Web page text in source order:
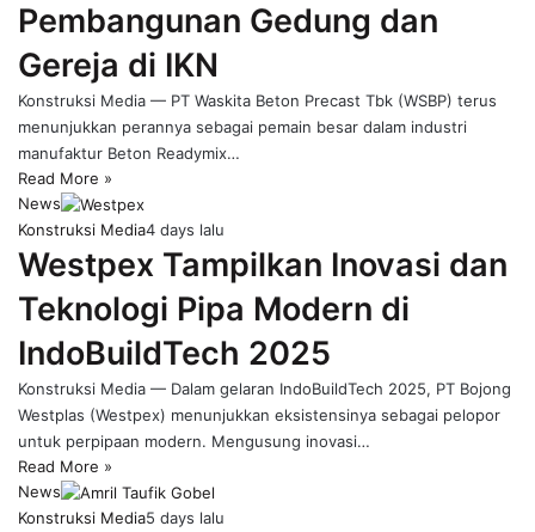
Pembangunan Gedung dan
Gereja di IKN
Konstruksi Media — PT Waskita Beton Precast Tbk (WSBP) terus
menunjukkan perannya sebagai pemain besar dalam industri
manufaktur Beton Readymix…
Read More »
News
Konstruksi Media4 days lalu
Westpex Tampilkan Inovasi dan
Teknologi Pipa Modern di
IndoBuildTech 2025
Konstruksi Media — Dalam gelaran IndoBuildTech 2025, PT Bojong
Westplas (Westpex) menunjukkan eksistensinya sebagai pelopor
untuk perpipaan modern. Mengusung inovasi…
Read More »
News
Konstruksi Media5 days lalu